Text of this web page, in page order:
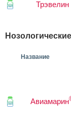
Трэвелин
Название
Авиамарин